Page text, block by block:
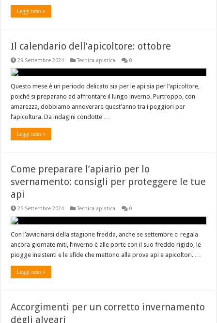
Leggi tutto »
Il calendario dell’apicoltore: ottobre
29 Settembre 2024 Tecnica apistica 0
Questo mese è un periodo delicato sia per le api sia per l’apicoltore,
poiché si preparano ad affrontare il lungo inverno. Purtroppo, con
amarezza, dobbiamo annoverare quest’anno tra i peggiori per
l’apicoltura. Da indagini condotte …
Leggi tutto »
Come preparare l’apiario per lo
svernamento: consigli per proteggere le tue
api
25 Settembre 2024 Tecnica apistica 0
Con l’avvicinarsi della stagione fredda, anche se settembre ci regala
ancora giornate miti, l’inverno è alle porte con il suo freddo rigido, le
piogge insistenti e le sfide che mettono alla prova api e apicoltori. …
Leggi tutto »
Accorgimenti per un corretto invernamento
degli alveari